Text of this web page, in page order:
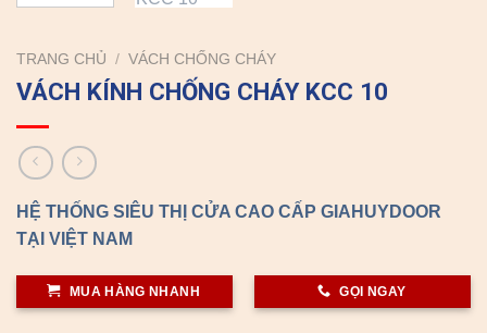
TRANG CHỦ / VÁCH CHỐNG CHÁY
VÁCH KÍNH CHỐNG CHÁY KCC 10
HỆ THỐNG SIÊU THỊ CỬA CAO CẤP GIAHUYDOOR
TẠI VIỆT NAM
MUA HÀNG NHANH GỌI NGAY